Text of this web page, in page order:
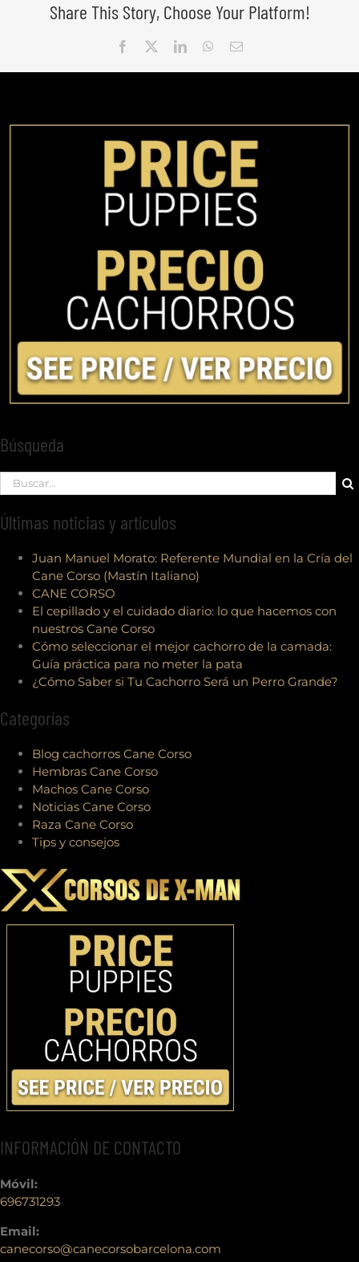
Share This Story, Choose Your Platform!
Facebook LinkedInWhatsApp
Email
Búsqueda
Search
for:
Últimas noticias y artículos
Juan Manuel Morato: Referente Mundial en la Cría del
Cane Corso (Mastín Italiano)
CANE CORSO
El cepillado y el cuidado diario: lo que hacemos con
nuestros Cane Corso
Cómo seleccionar el mejor cachorro de la camada:
Guía práctica para no meter la pata
¿Cómo Saber si Tu Cachorro Será un Perro Grande?
Categorías
Blog cachorros Cane Corso
Hembras Cane Corso
Machos Cane Corso
Noticias Cane Corso
Raza Cane Corso
Tips y consejos
INFORMACIÓN DE CONTACTO
Móvil:
696731293
Email:
canecorso@canecorsobarcelona.com